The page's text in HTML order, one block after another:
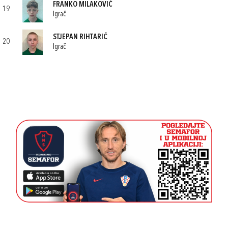
19
FRANKO MILAKOVIĆ
Igrač
20
STJEPAN RIHTARIĆ
Igrač